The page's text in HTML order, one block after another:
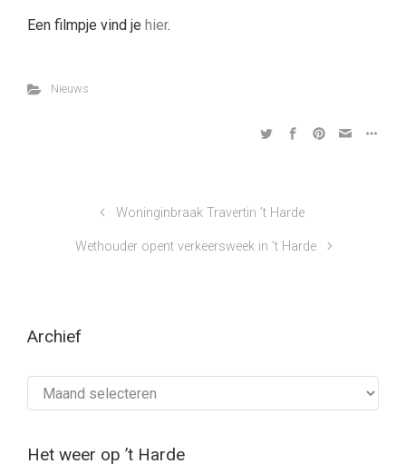
Een filmpje vind je hier.
Nieuws
Woninginbraak Travertin ’t Harde
Wethouder opent verkeersweek in ’t Harde
Archief
Het weer op ’t Harde